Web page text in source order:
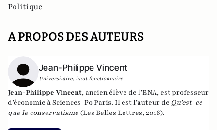
Politique
A PROPOS DES AUTEURS
Jean-Philippe Vincent
Universitaire, haut fonctionnaire
Jean-Philippe Vincent, ancien élève de l’ENA, est professeur
d’économie à Sciences-Po Paris. Il est l’auteur de Qu’est-ce
que le conservatisme (Les Belles Lettres, 2016).